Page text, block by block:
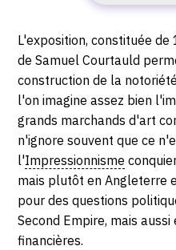
Avenue
du
Mahatma
Gandhi,
75116
Paris
Description,
horaires...
L'exposition, constituée
de Samuel Courtauld
construction de la
l'on imagine assez bien
grands marchands d'art
n'ignore souvent que ce
l'Impressionnisme
mais plutôt en Angleterre
pour des questions
Second Empire, mais
financières.